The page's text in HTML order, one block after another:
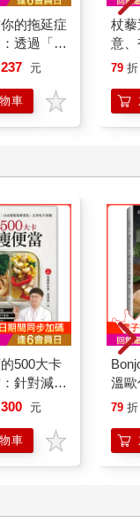
g（3½ oz）
或於熱水中浸泡2～3
coconut yoghurt）
）
並用廚房紙巾拍乾。
至滑順。接著加入
理盆中靜置冰箱備
橄欖油與糖一起攪
均勻再加入下一顆。
的拖延症
：透過「小
腦的行動
37個科
237 元
車
杖
意
恭
79 折
500大卡
針對減脂
發菜
會餓
300 元
車
溫歐
79 折